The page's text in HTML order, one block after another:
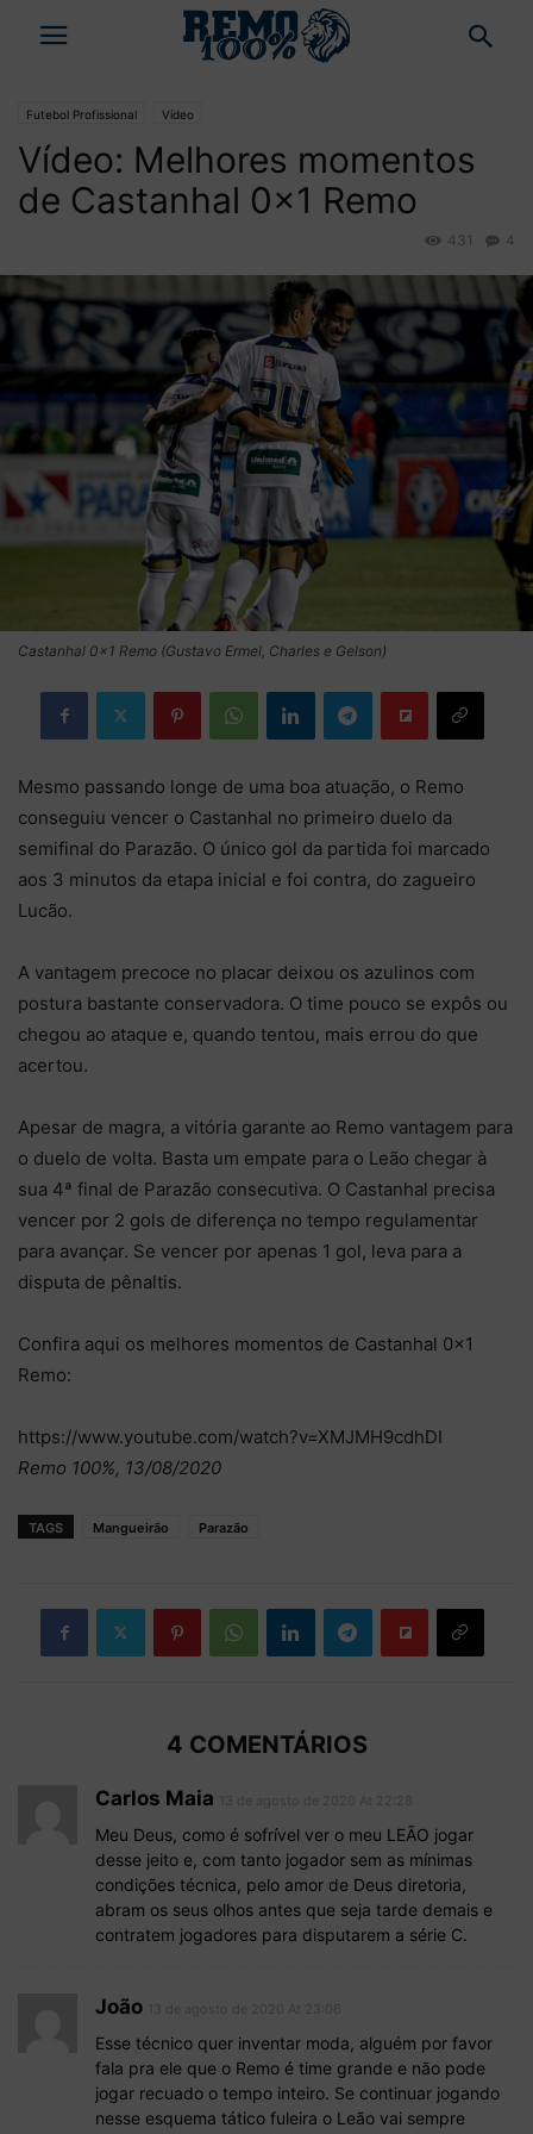
Futebol Profissional Vídeo
Vídeo: Melhores momentos
de Castanhal 0×1 Remo
4
431
Castanhal 0×1 Remo (Gustavo Ermel, Charles e Gelson)
Mesmo passando longe de uma boa atuação, o Remo
conseguiu vencer o Castanhal no primeiro duelo da
semifinal do Parazão. O único gol da partida foi marcado
aos 3 minutos da etapa inicial e foi contra, do zagueiro
Lucão.
A vantagem precoce no placar deixou os azulinos com
postura bastante conservadora. O time pouco se expôs ou
chegou ao ataque e, quando tentou, mais errou do que
acertou.
Apesar de magra, a vitória garante ao Remo vantagem para
o duelo de volta. Basta um empate para o Leão chegar à
sua 4ª final de Parazão consecutiva. O Castanhal precisa
vencer por 2 gols de diferença no tempo regulamentar
para avançar. Se vencer por apenas 1 gol, leva para a
disputa de pênaltis.
Confira aqui os melhores momentos de Castanhal 0×1
Remo:
https://www.youtube.com/watch?v=XMJMH9cdhDI
Remo 100%, 13/08/2020
TAGS Mangueirão Parazão
4 COMENTÁRIOS
Carlos Maia
Meu Deus, como é sofrível ver o meu LEÃO jogar
desse jeito e, com tanto jogador sem as mínimas
condições técnica, pelo amor de Deus diretoria,
abram os seus olhos antes que seja tarde demais e
contratem jogadores para disputarem a série C.
João
Esse técnico quer inventar moda, alguém por favor
fala pra ele que o Remo é time grande e não pode
jogar recuado o tempo inteiro. Se continuar jogando
nesse esquema tático fuleira o Leão vai sempre